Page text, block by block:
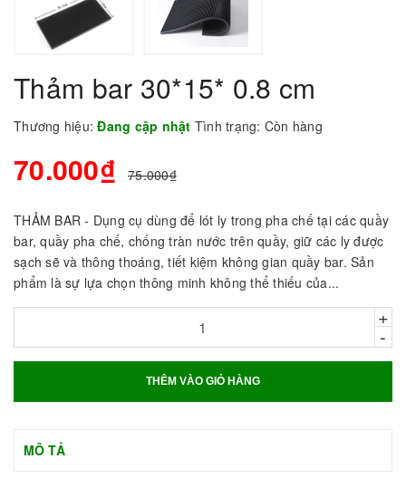
Thảm bar 30*15* 0.8 cm
Thương hiệu: Đang cập nhật Tình trạng: Còn hàng
70.000₫ 75.000₫
THẢM BAR - Dụng cụ dùng để lót ly trong pha chế tại các quầy
bar, quầy pha chế, chống tràn nước trên quầy, giữ các ly được
sạch sẽ và thông thoáng, tiết kiệm không gian quầy bar. Sản
phẩm là sự lựa chọn thông minh không thể thiếu của...
+
-
THÊM VÀO GIỎ HÀNG
MÔ TẢ